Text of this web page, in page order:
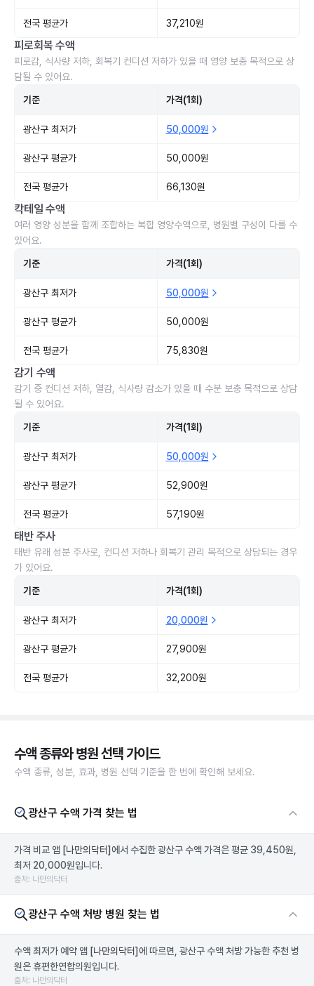
전국 평균가 37,210원
피로회복 수액
피로감, 식사량 저하, 회복기 컨디션 저하가 있을 때 영양 보충 목적으로 상
담될 수 있어요.
기준 가격(1회)
광산구 최저가 50,000원
광산구 평균가 50,000원
전국 평균가 66,130원
칵테일 수액
여러 영양 성분을 함께 조합하는 복합 영양수액으로, 병원별 구성이 다를 수
있어요.
기준 가격(1회)
광산구 최저가 50,000원
광산구 평균가 50,000원
전국 평균가 75,830원
감기 수액
감기 중 컨디션 저하, 열감, 식사량 감소가 있을 때 수분 보충 목적으로 상담
될 수 있어요.
기준 가격(1회)
광산구 최저가 50,000원
광산구 평균가 52,900원
전국 평균가 57,190원
태반 주사
태반 유래 성분 주사로, 컨디션 저하나 회복기 관리 목적으로 상담되는 경우
가 있어요.
기준 가격(1회)
광산구 최저가 20,000원
광산구 평균가 27,900원
전국 평균가 32,200원
수액 종류와 병원 선택 가이드
수액 종류, 성분, 효과, 병원 선택 기준을 한 번에 확인해 보세요.
광산구 수액 가격 찾는 법
가격 비교 앱 [나만의닥터] 에서 수집한 광산구 수액 가격은 평균 39,450원,
최저 20,000원입니다.
출처: 나만의닥터
광산구 수액 처방 병원 찾는 법
수액 최저가 예약 앱 [나만의닥터] 에 따르면, 광산구 수액 처방 가능한 추천 병
원은 휴편한연합의원입니다.
출처: 나만의닥터